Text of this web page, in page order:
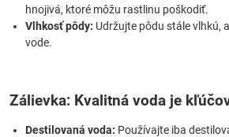
hnojivá, ktoré môžu rastlinu poškodiť.
Vlhkosť pôdy: Udržujte pôdu stále vlhkú,
vode.
Zálievka: Kvalitná voda je
Destilovaná voda: Používajte iba